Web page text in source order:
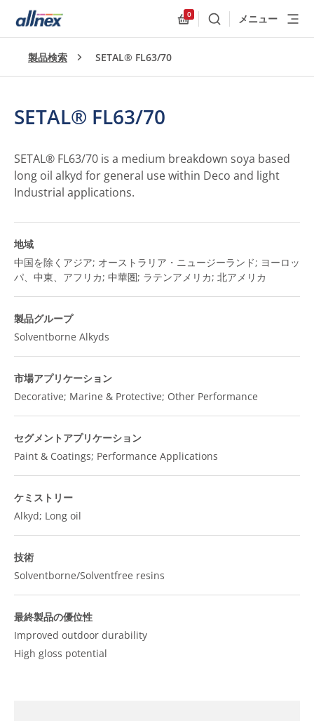
0
検索 メニュー
製品検索 SETAL® FL63/70
SETAL® FL63/70
SETAL® FL63/70 is a medium breakdown soya based
long oil alkyd for general use within Deco and light
Industrial applications.
地域
中国を除くアジア; オーストラリア・ニュージーランド; ヨーロッ
パ、中東、アフリカ; 中華圏; ラテンアメリカ; 北アメリカ
製品グループ
Solventborne Alkyds
市場アプリケーション
Decorative; Marine & Protective; Other Performance
セグメントアプリケーション
Paint & Coatings; Performance Applications
ケミストリー
Alkyd; Long oil
技術
Solventborne/Solventfree resins
最終製品の優位性
Improved outdoor durability
High gloss potential